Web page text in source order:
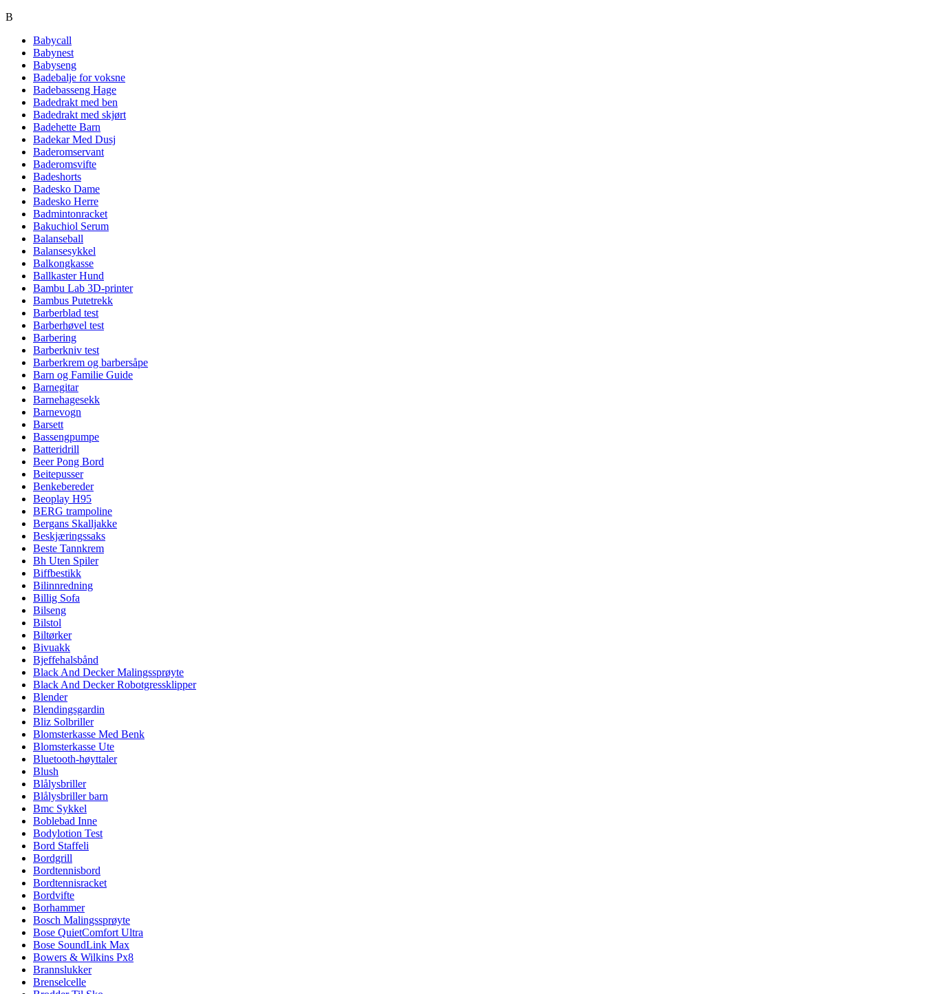
B
Babycall
Babynest
Babyseng
Badebalje for voksne
Badebasseng Hage
Badedrakt med ben
Badedrakt med skjørt
Badehette Barn
Badekar Med Dusj
Baderomservant
Baderomsvifte
Badeshorts
Badesko Dame
Badesko Herre
Badmintonracket
Bakuchiol Serum
Balanseball
Balansesykkel
Balkongkasse
Ballkaster Hund
Bambu Lab 3D-printer
Bambus Putetrekk
Barberblad test
Barberhøvel test
Barbering
Barberkniv test
Barberkrem og barbersåpe
Barn og Familie Guide
Barnegitar
Barnehagesekk
Barnevogn
Barsett
Bassengpumpe
Batteridrill
Beer Pong Bord
Beitepusser
Benkebereder
Beoplay H95
BERG trampoline
Bergans Skalljakke
Beskjæringssaks
Beste Tannkrem
Bh Uten Spiler
Biffbestikk
Bilinnredning
Billig Sofa
Bilseng
Bilstol
Biltørker
Bivuakk
Bjeffehalsbånd
Black And Decker Malingssprøyte
Black And Decker Robotgressklipper
Blender
Blendingsgardin
Bliz Solbriller
Blomsterkasse Med Benk
Blomsterkasse Ute
Bluetooth-høyttaler
Blush
Blålysbriller
Blålysbriller barn
Bmc Sykkel
Boblebad Inne
Bodylotion Test
Bord Staffeli
Bordgrill
Bordtennisbord
Bordtennisracket
Bordvifte
Borhammer
Bosch Malingssprøyte
Bose QuietComfort Ultra
Bose SoundLink Max
Bowers & Wilkins Px8
Brannslukker
Brenselcelle